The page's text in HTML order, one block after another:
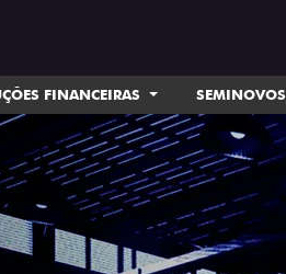
FINANCEIRAS SEMINOVOS